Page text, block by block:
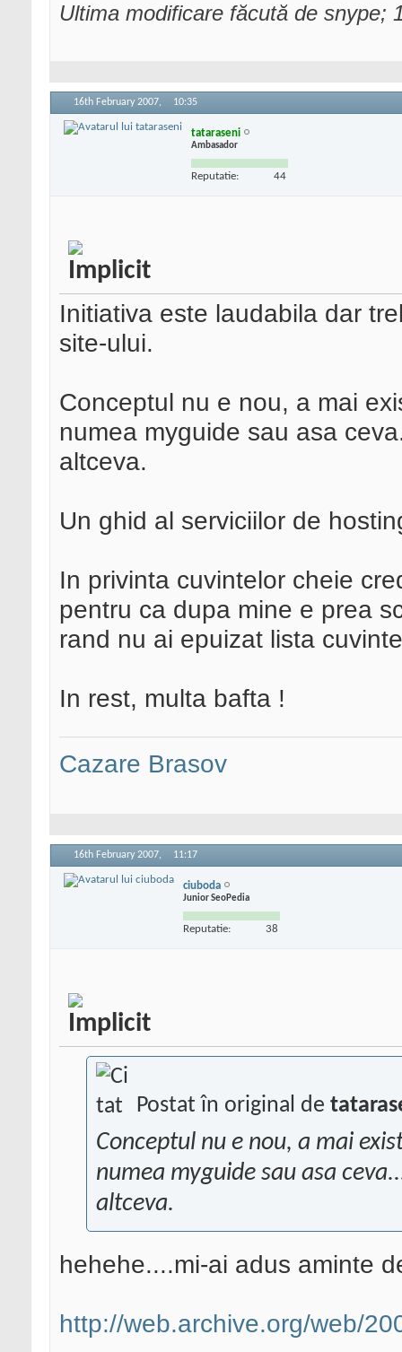
Ultima modificare făcută de snype;
16th February 2007, 10:35
tataraseni
Ambasador
Reputatie: 44
Initiativa este laudabila dar
site-ului.
Conceptul nu e nou, a mai
numea myguide sau asa
altceva.
Un ghid al serviciilor de
In privinta cuvintelor cheie
pentru ca dupa mine e prea
rand nu ai epuizat lista
In rest, multa bafta !
Cazare Brasov
16th February 2007, 11:17
ciuboda
Junior SeoPedia
Reputatie: 38
Postat în original de
Conceptul nu e nou, a mai
numea myguide sau asa
altceva.
hehehe....mi-ai adus aminte
http://web.archive.org/web/